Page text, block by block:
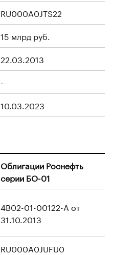
RU000A0JTS22
15 млрд руб.
22.03.2013
-
10.03.2023
Облигации Роснефть
серии БО-01
4B02-01-00122-A от
31.10.2013
RU000A0JUFU0